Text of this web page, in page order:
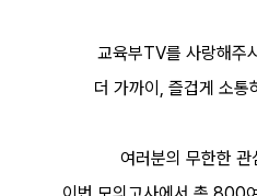
교육부TV를 사랑해주
더 가까이, 즐겁게 소통
여러분의 무한한 관